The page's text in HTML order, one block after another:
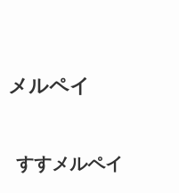
メルペイ
すすメルペイ